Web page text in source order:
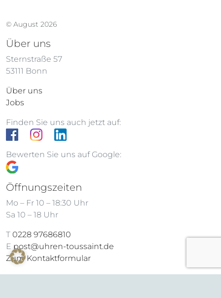
© August 2026
Über uns
Sternstraße 57
53111 Bonn
Über uns
Jobs
Finden Sie uns auch jetzt auf:
Bewerten Sie uns auf Google:
Öffnungszeiten
Mo – Fr 10 – 18:30 Uhr
Sa 10 – 18 Uhr
T 0228 97686810
E post@uhren-toussaint.de
Zum Kontaktformular